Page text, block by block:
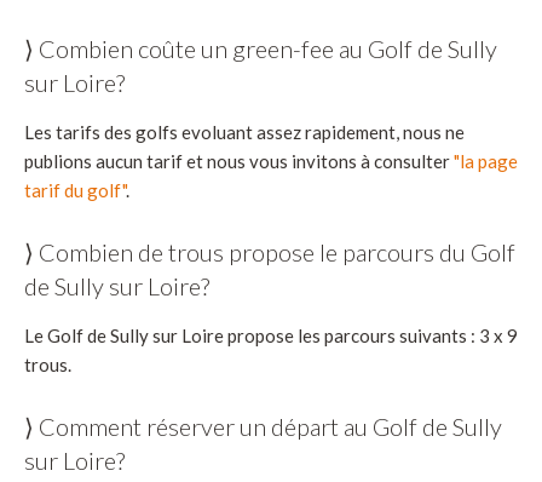
⟩ Combien coûte un green-fee au Golf de Sully
sur Loire?
Les tarifs des golfs evoluant assez rapidement, nous ne
publions aucun tarif et nous vous invitons à consulter"la page
tarif du golf".
⟩ Combien de trous propose le parcours du Golf
de Sully sur Loire?
Le Golf de Sully sur Loire propose les parcours suivants : 3 x 9
trous.
⟩ Comment réserver un départ au Golf de Sully
sur Loire?